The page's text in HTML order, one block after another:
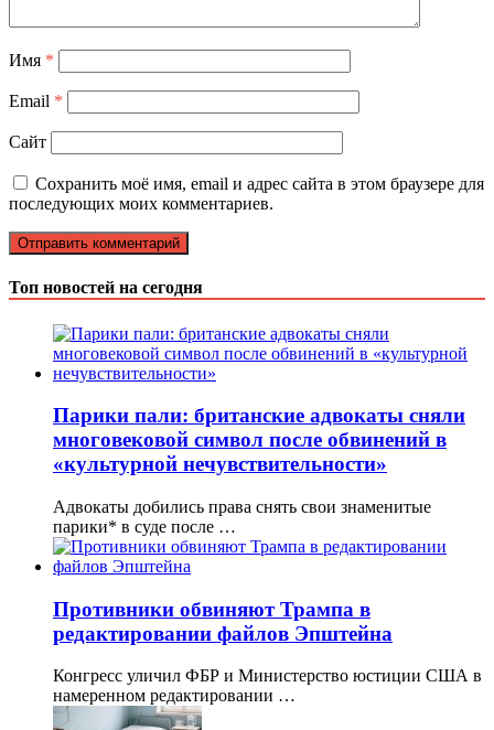
Имя *
Email *
Сайт
Сохранить моё имя, email и адрес сайта в этом браузере для
последующих моих комментариев.
Топ новостей на сегодня
Парики пали: британские адвокаты сняли
многовековой символ после обвинений в
«культурной нечувствительности»
Адвокаты добились права снять свои знаменитые
парики* в суде после …
Противники обвиняют Трампа в
редактировании файлов Эпштейна
Конгресс уличил ФБР и Министерство юстиции США в
намеренном редактировании …